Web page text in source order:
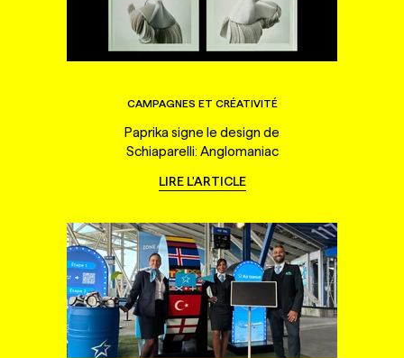
CAMPAGNES ET CRÉATIVITÉ
Paprika signe le design de
Schiaparelli: Anglomaniac
LIRE L'ARTICLE